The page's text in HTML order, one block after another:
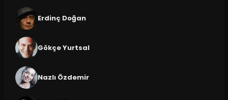
Erdinç Doğan
Gökçe Yurtsal
Nazlı Özdemir